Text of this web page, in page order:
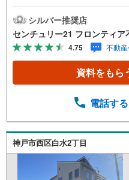
徴・家族の会話が弾む
帖・ハイルーフ車も駐
箇所のクローゼットや
浴室に窓を設けており
箇所のトイレなど快
学校まで徒歩約11分
シャルプランナーが
繋がりがあるため、
4.物件のお引渡し後に
社のリフォームプラン
連携をとっているた
軽にお問合せください！
シルバー推奨店
センチュリー21 フロンティ
4.75 不動
資料をもら
電話する
神戸市西区白水2丁目